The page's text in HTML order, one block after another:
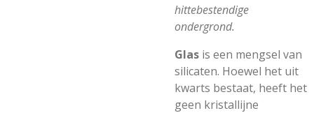
hittebestendige
ondergrond.
Glas is een mengsel van
silicaten. Hoewel het uit
kwarts bestaat, heeft het
geen kristallijne